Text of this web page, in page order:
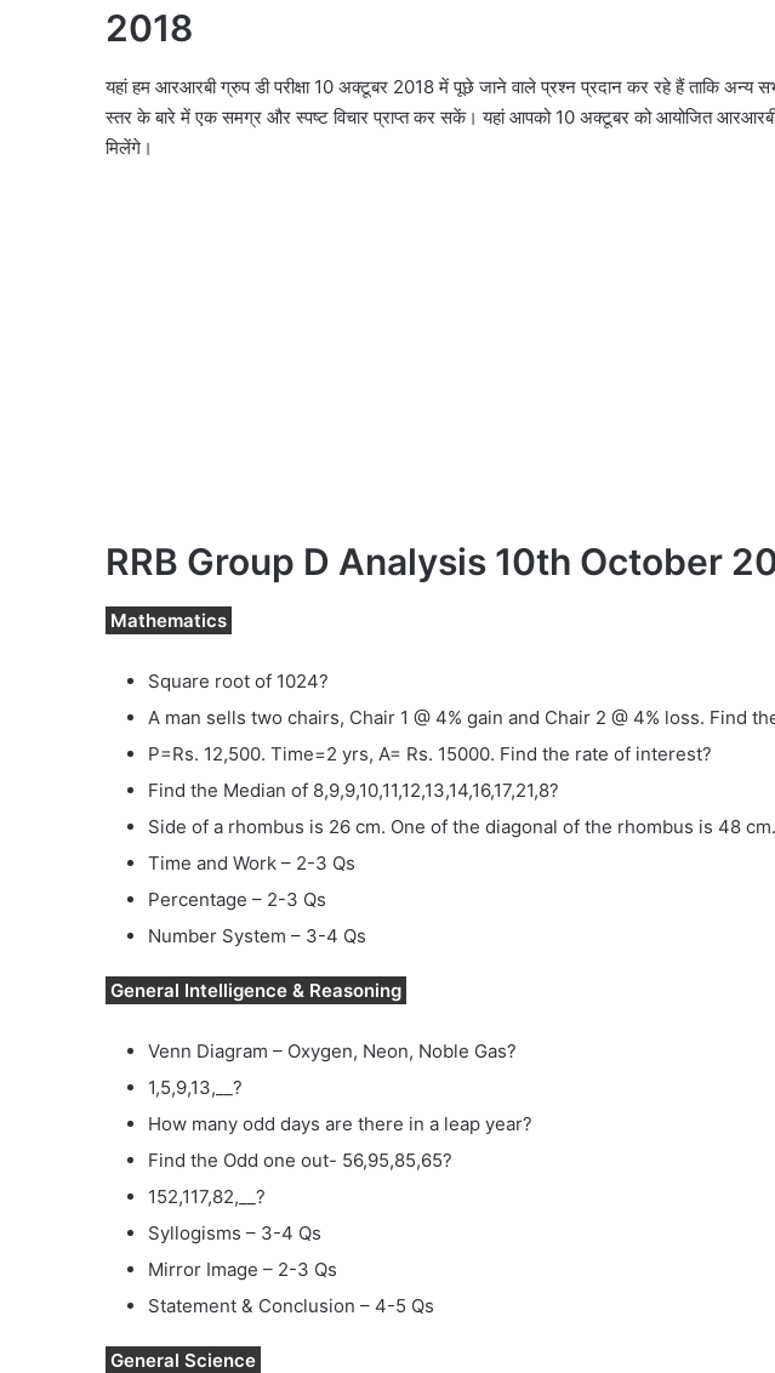
2018
यहां हम आरआरबी ग्रुप डी परीक्षा 10 अक्टूबर 2018 में पूछे जाने वाले प्रश्न प्रदान कर रहे हैं ताकि अन्य
स्तर के बारे में एक समग्र और स्पष्ट विचार प्राप्त कर सकें। यहां आपको 10 अक्टूबर को आयोजित आरआरबी
मिलेंगे।
RRB Group D Analysis 10th October
Mathematics
Square root of 1024?
A man sells two chairs, Chair 1 @ 4% gain and Chair 2 @ 4% loss. Find
P=Rs. 12,500. Time=2 yrs, A= Rs. 15000. Find the rate of interest?
Find the Median of 8,9,9,10,11,12,13,14,16,17,21,8?
Side of a rhombus is 26 cm. One of the diagonal of the rhombus is 48
Time and Work – 2-3 Qs
Percentage – 2-3 Qs
Number System – 3-4 Qs
General Intelligence & Reasoning
Venn Diagram – Oxygen, Neon, Noble Gas?
1,5,9,13,__?
How many odd days are there in a leap year?
Find the Odd one out- 56,95,85,65?
152,117,82,__?
Syllogisms – 3-4 Qs
Mirror Image – 2-3 Qs
Statement & Conclusion – 4-5 Qs
General Science